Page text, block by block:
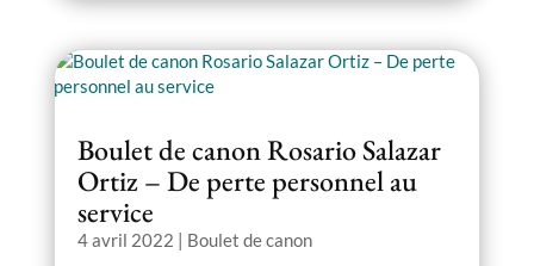
Boulet de canon Rosario Salazar
Ortiz – De perte personnel au
service
4 avril 2022 | Boulet de canon